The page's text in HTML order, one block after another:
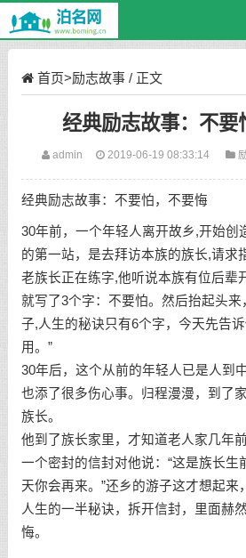
首页>励志故事/ 正文
经典励志故事：不要
admin 2019-06-19 08:33:14
经典励志故事：不要怕，不要悔
30年前，一个年轻人离开故乡,开始创
的第一站，是去拜访本族的族长,请求
老族长正在练字,他听说本族有位后辈
就写了3个字：不要怕。然后抬起头来
子,人生的秘诀只有6个字，今天先告
用。”
30年后，这个从前的年轻人已是人到
也添了很多伤心事。归程漫漫，到了
族长。
他到了族长家里，才知道老人家几年
一个密封的信封对他说：“这是族长生
天你会再来。”还乡的游子这才想起来
人生的一半秘诀，拆开信封，里面赫
悔。